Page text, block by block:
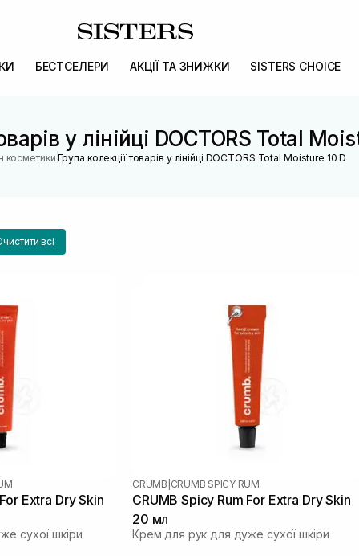
БЕСТСЕЛЕРИ АКЦІЇ ТА ЗНИЖКИ SISTERS CHOICE
у лінійці DOCTORS Total
косметики |Група колекції товарів у лінійці DOCTORS Total Moisture 10 D
всі
Extra Dry Skin
сухої шкіри
CRUMB CRUMB SPICY RUM
CRUMB Spicy Rum For Extra Dry Skin
20 мл
Крем для рук для дуже сухої шкіри